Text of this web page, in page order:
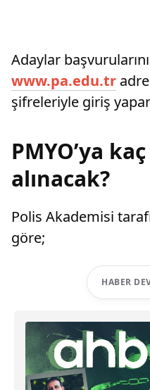
Adaylar
www.pa.edu.tr
şifreleriyle giriş
PMYO’ya
alınacak?
Polis Akademisi
göre;
HABER